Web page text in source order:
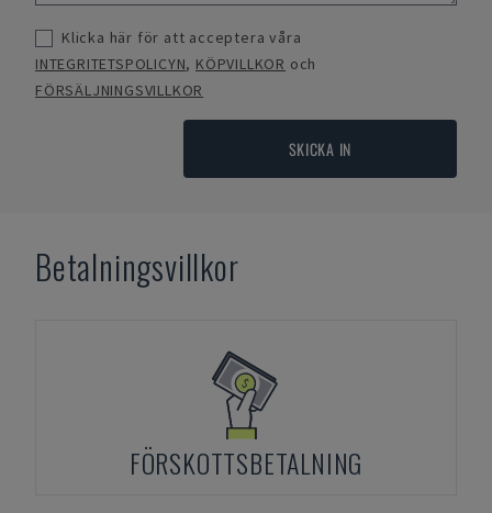
Klicka här för att acceptera våra
INTEGRITETSPOLICYN, KÖPVILLKOR och
FÖRSÄLJNINGSVILLKOR
SKICKA IN
Betalningsvillkor
FÖRSKOTTSBETALNING